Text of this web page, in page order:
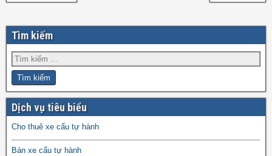
Tìm kiếm
Dịch vụ tiêu biểu
Cho thuê xe cẩu tự hành
Bán xe cẩu tự hành